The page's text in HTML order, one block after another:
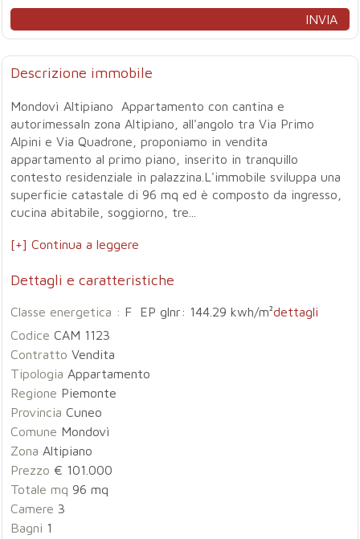
Descrizione immobile
Mondovì Altipiano  Appartamento con cantina e
autorimessaIn zona Altipiano, all'angolo tra Via Primo
Alpini e Via Quadrone, proponiamo in vendita
appartamento al primo piano, inserito in tranquillo
contesto residenziale in palazzina.L'immobile sviluppa una
superficie catastale di 96 mq ed è composto da ingresso,
cucina abitabile, soggiorno, tre...
[+] Continua a leggere
Dettagli e caratteristiche
Classe energetica : F EP glnr: 144.29 kwh/m²dettagli
Codice CAM 1123
Contratto Vendita
Tipologia Appartamento
Regione Piemonte
Provincia Cuneo
Comune Mondovì
Zona Altipiano
Prezzo € 101.000
Totale mq 96 mq
Camere 3
Bagni 1